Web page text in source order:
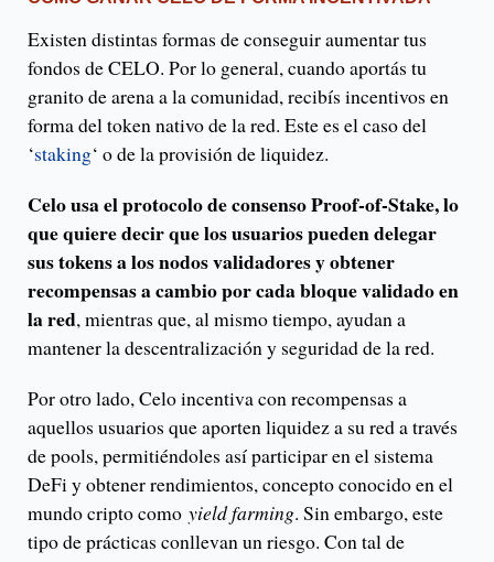
Existen distintas formas de conseguir aumentar tus
fondos de CELO. Por lo general, cuando aportás tu
granito de arena a la comunidad, recibís incentivos en
forma del token nativo de la red. Este es el caso del
‘staking‘ o de la provisión de liquidez.
Celo usa el protocolo de consenso Proof-of-Stake, lo
que quiere decir que los usuarios pueden delegar
sus tokens a los nodos validadores y obtener
recompensas a cambio por cada bloque validado en
la red, mientras que, al mismo tiempo, ayudan a
mantener la descentralización y seguridad de la red.
Por otro lado, Celo incentiva con recompensas a
aquellos usuarios que aporten liquidez a su red a través
de pools, permitiéndoles así participar en el sistema
DeFi y obtener rendimientos, concepto conocido en el
mundo cripto como yield farming. Sin embargo, este
tipo de prácticas conllevan un riesgo. Con tal de